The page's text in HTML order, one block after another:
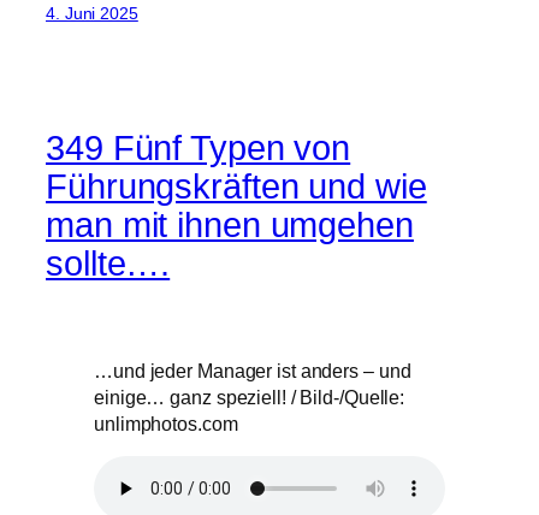
4. Juni 2025
349 Fünf Typen von
Führungskräften und wie
man mit ihnen umgehen
sollte….
…und jeder Manager ist anders – und
einige… ganz speziell! / Bild-/Quelle:
unlimphotos.com